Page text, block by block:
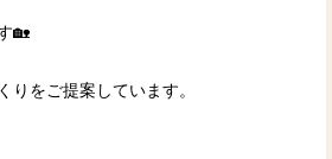
🏡
をご提案しています。